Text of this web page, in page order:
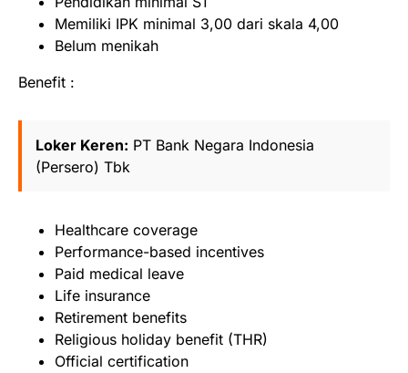
Memiliki IPK minimal 3,00 dari skala 4,00
Belum menikah
Benefit :
Loker Keren: PT Bank Negara Indonesia
(Persero) Tbk
Healthcare coverage
Performance-based incentives
Paid medical leave
Life insurance
Retirement benefits
Religious holiday benefit (THR)
Official certification